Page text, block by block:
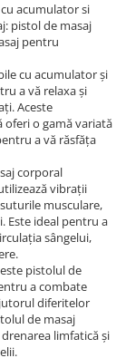
acumulator si
pistol de masaj
pentru
cu acumulator și
a vă relaxa și
Aceste
o gamă variată
a vă răsfăța
corporal
vibrații
musculare,
Este ideal pentru a
sângelui,
pistolul de
a combate
diferitelor
de masaj
limfatică și